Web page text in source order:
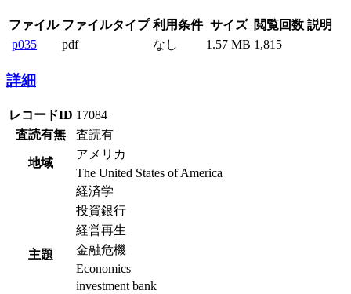
ファイル ファイルタイプ 利用条件 サイズ 閲覧回数 説明
p035
pdf なし 1.57 MB 1,815
詳細
レコードID 17084
査読有無
査読有
地域
アメリカ
The United States of America
主題
経済学
投資銀行
経営再生
金融危機
Economics
investment bank